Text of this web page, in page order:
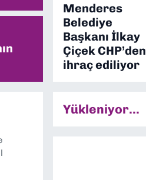
Menderes
Belediye
Başkanı İlkay
Çiçek CHP’den
ihraç ediliyor
Yükleniyor...